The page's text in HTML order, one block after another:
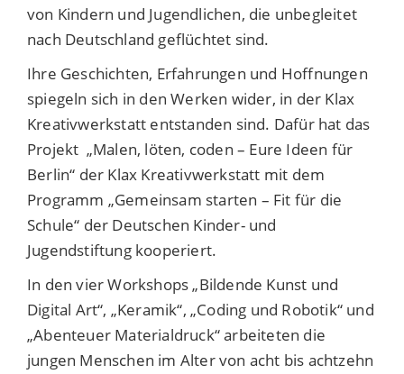
von Kindern und Jugendlichen, die unbegleitet
nach Deutschland geflüchtet sind.
Ihre Geschichten, Erfahrungen und Hoffnungen
spiegeln sich in den Werken wider, in der Klax
Kreativwerkstatt entstanden sind. Dafür hat das
Projekt „Malen, löten, coden – Eure Ideen für
Berlin“ der Klax Kreativwerkstatt mit dem
Programm „Gemeinsam starten – Fit für die
Schule“ der Deutschen Kinder- und
Jugendstiftung kooperiert.
In den vier Workshops „Bildende Kunst und
Digital Art“, „Keramik“, „Coding und Robotik“ und
„Abenteuer Materialdruck“ arbeiteten die
jungen Menschen im Alter von acht bis achtzehn